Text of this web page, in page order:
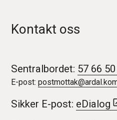
Kontakt oss
Sentralbordet: 57 66
E-post:
Sikker E-post: eDialog